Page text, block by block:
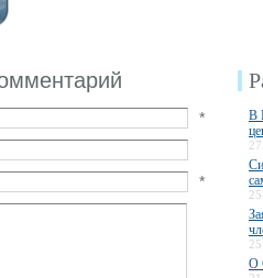
*
*
В
О